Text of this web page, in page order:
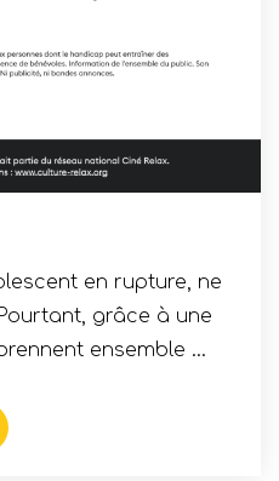
en rupture, ne
grâce à une
ensemble ...